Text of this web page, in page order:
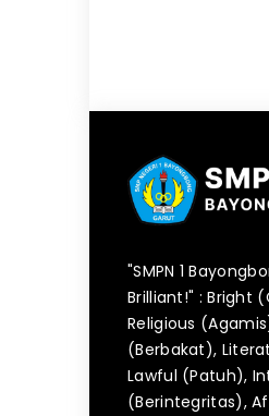
"SMPN 1
Brilliant!" : Bright
Religious
(Berbakat),
Lawful (Patuh),
(Berintegritas),